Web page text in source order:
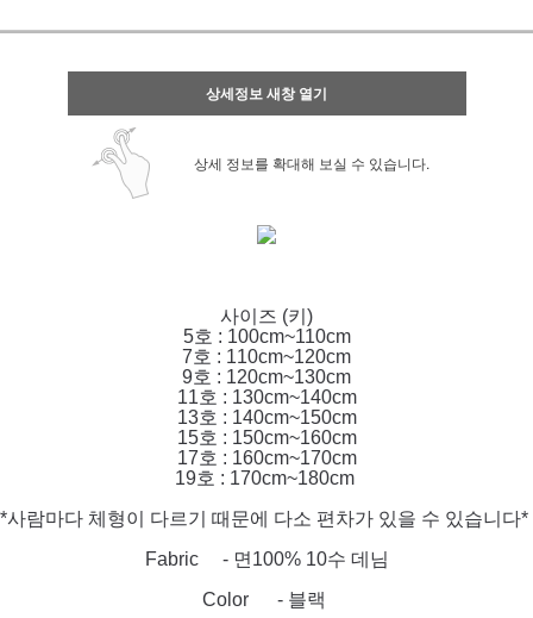
상세정보 새창 열기
상세 정보를 확대해 보실 수 있습니다.
사이즈 (키)
5호 : 100cm~110cm
7호 : 110cm~120cm
9호 : 120cm~130cm
11호 : 130cm~140cm
13호 : 140cm~150cm
15호 : 150cm~160cm
17호 : 160cm~170cm
19호 : 170cm~180cm
*사람마다 체형이 다르기 때문에 다소 편차가 있을 수 있습니다*
Fabric - 면100% 10수 데님
Color - 블랙